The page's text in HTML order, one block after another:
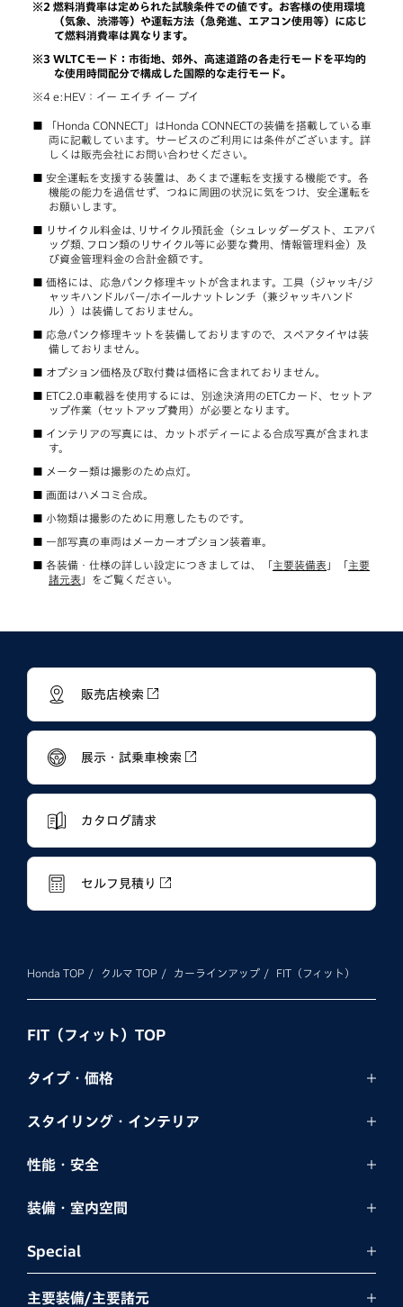
燃料消費率は定められた試験条件での値です。お客様の使用環境
（気象、渋滞等）や運転方法（急発進、エアコン使用等）に応じ
て燃料消費率は異なります。
WLTCモード：市街地、郊外、高速道路の各走行モードを平均的
な使用時間配分で構成した国際的な走行モード。
e:HEV：イー エイチ イー ブイ
「Honda CONNECT」はHonda CONNECTの装備を搭載している車
両に記載しています。サービスのご利用には条件がございます。詳
しくは販売会社にお問い合わせください。
安全運転を支援する装置は、あくまで運転を支援する機能です。各
機能の能力を過信せず、つねに周囲の状況に気をつけ、安全運転を
お願いします。
リサイクル料金は､リサイクル預託金（シュレッダーダスト、エアバ
ッグ類､フロン類のリサイクル等に必要な費用、情報管理料金）及
び資金管理料金の合計金額です。
価格には、応急パンク修理キットが含まれます。工具（ジャッキ/ジ
ャッキハンドルバー/ホイールナットレンチ（兼ジャッキハンド
ル））は装備しておりません。
応急パンク修理キットを装備しておりますので、スペアタイヤは装
備しておりません。
オプション価格及び取付費は価格に含まれておりません。
ETC2.0車載器を使用するには、別途決済用のETCカード、セットア
ップ作業（セットアップ費用）が必要となります。
インテリアの写真には、カットボディーによる合成写真が含まれま
す。
メーター類は撮影のため点灯。
画面はハメコミ合成。
小物類は撮影のために用意したものです。
一部写真の車両はメーカーオプション装着車。
各装備・仕様の詳しい設定につきましては、「主要装備表 」「主要
諸元表 」をご覧ください。
販売店検索
展示・試乗車検索
カタログ請求
セルフ見積り
Honda TOP クルマ TOP カーラインアップ FIT（フィット）
FIT（フィット）TOP
タイプ・価格
スタイリング・ インテリア
性能・安全
装備・室内空間
Special
主要装備/主要諸元